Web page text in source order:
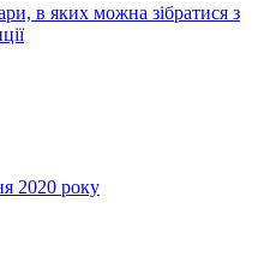
в яких можна зібратися з
2020 року